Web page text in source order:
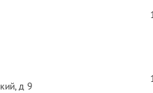
д 9